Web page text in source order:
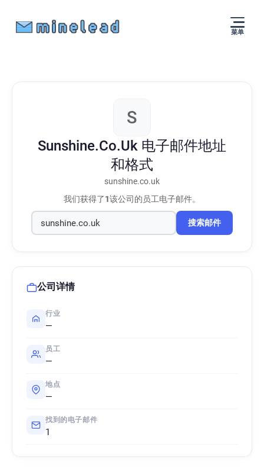
菜单
S
Sunshine.Co.Uk 电子邮件地址
和格式
sunshine.co.uk
我们获得了1该公司的员工电子邮件。
搜索邮件
公司详情
行业
—
员工
—
地点
—
找到的电子邮件
1